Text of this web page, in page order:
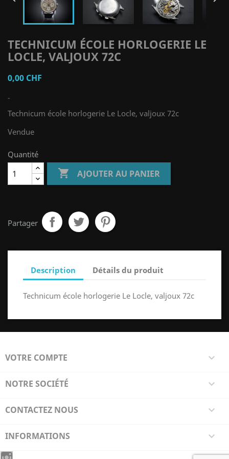
TECHNICUM ÉCOLE HORLOGERIE LE
LOCLE, VALJOUX 72C
0,00 CHF
-
Technicum école horlogerie Le Locle, valjoux 72c
Vendue
Quantité
 AJOUTER AU PANIER
Partager
Description Détails du produit
Technicum école horlogerie Le Locle, valjoux 72c
VOTRE COMPTE 
NOTRE SOCIÉTÉ 
CONTACTEZ NOUS 
INFORMATIONS 